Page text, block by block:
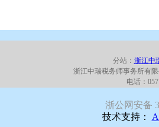
分站： 浙江中
浙江中瑞税务师事务所有
电话：
浙公网安备
技术支持：